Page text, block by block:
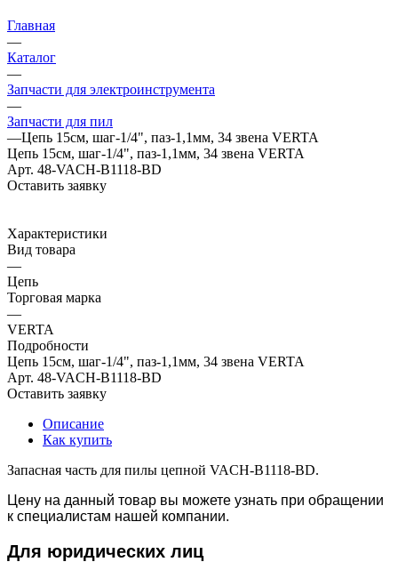
Главная
—
Каталог
—
Запчасти для электроинструмента
—
Запчасти для пил
—Цепь 15см, шаг-1/4", паз-1,1мм, 34 звена VERTA
Цепь 15см, шаг-1/4", паз-1,1мм, 34 звена VERTA
Арт. 48-VACH-B1118-BD
Оставить заявку
Характеристики
Вид товара
—
Цепь
Торговая марка
—
VERTA
Подробности
Цепь 15см, шаг-1/4", паз-1,1мм, 34 звена VERTA
Арт. 48-VACH-B1118-BD
Оставить заявку
Описание
Как купить
Запасная часть для пилы цепной VACH-B1118-BD.
Цену на данный товар вы можете узнать при обращении
к специалистам нашей компании.
Для юридических лиц